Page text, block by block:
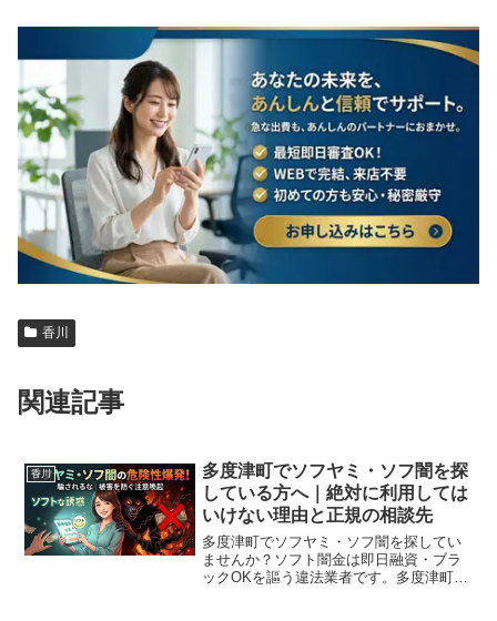
香川
関連記事
香川
多度津町でソフヤミ・ソフ闇を探
している方へ｜絶対に利用しては
いけない理由と正規の相談先
多度津町でソフヤミ・ソフ闇を探してい
ませんか？ソフト闇金は即日融資・ブラ
ックOKを謳う違法業者です。多度津町周